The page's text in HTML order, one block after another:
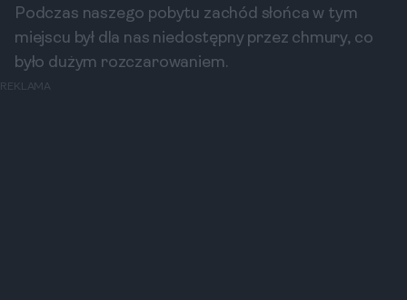
Podczas naszego pobytu zachód słońca w tym
miejscu był dla nas niedostępny przez chmury, co
było dużym rozczarowaniem.
REKLAMA